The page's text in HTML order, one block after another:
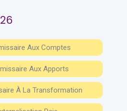
Aux Comptes
Aux Apports
À La Transformation